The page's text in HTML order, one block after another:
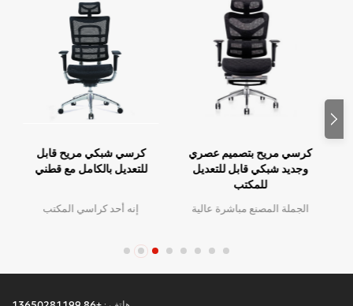
كرسي مريح بتصميم عصري
وجديد شبكي قابل للتعديل
الجملة المصنع مباشرة عالية
واحدة ، كمية كبيرة مع خصم
كبير.الخدمة المخصصة مع
كرسي مكتب حديث أبيض
فاخر كرسي تنفيذي مريح مع
مادة معدنية شبكية للاستخدام
كرسي مكتب فاخر باللون